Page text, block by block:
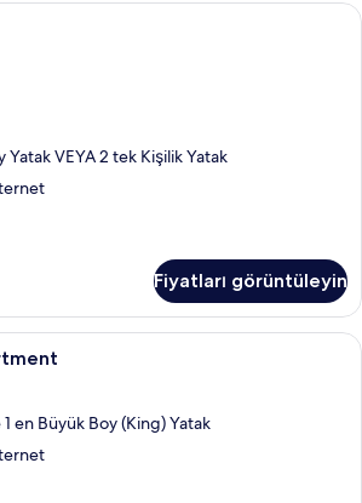
Ses yalıtımı, ücretsiz kablosuz
Yatak VEYA 2 tek Kişilik Yatak
Fiyatları görüntüleyin
Ses yalıtımı, ücretsiz kablosuz
en Büyük Boy (King) Yatak